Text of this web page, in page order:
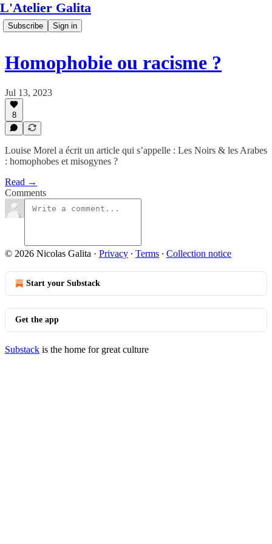
L'Atelier Galita
Subscribe Sign in
Homophobie ou racisme ?
Jul 13, 2023
8
Louise Morel a écrit un article qui s’appelle : Les Noirs & les Arabes
: homophobes et misogynes ?
Read →
Comments
© 2026 Nicolas Galita · Privacy ∙ Terms ∙ Collection notice
Start your Substack
Get the app
Substack is the home for great culture